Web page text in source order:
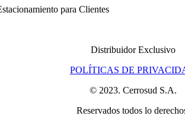
para Clientes
Distribuidor Exclusivo
POLÍTICAS DE
© 2023. Cerrosud S.A.
Reservados todos lo